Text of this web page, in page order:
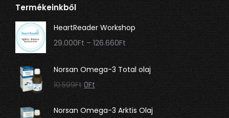
Termékeinkből
HeartReader Workshop
29.000Ft – 126.660FtÁrtartomány:
29.000Ft
-
126.660Ft
Norsan Omega-3 Total olaj
10.599Ft Original
price
was:
0FtCurrent
price
is:
Norsan Omega-3 Arktis Olaj